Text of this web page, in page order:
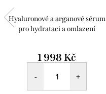
Hyaluronové a arganové sérum
pro hydrataci a omlazení
1 998 Kč